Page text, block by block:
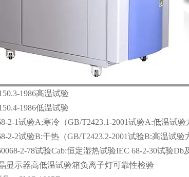
1986高温试验
1986低温试验
2-1试验A;寒冷（GB/T2423.1-2001试验A:低温试验
2-2试验B:干热（GB/T2423.2-2001试验B:高温试验
2-78试验Cab:恒定湿热试验IEC 68-2-30试验